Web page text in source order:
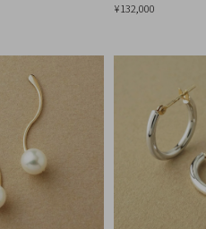
¥132,000